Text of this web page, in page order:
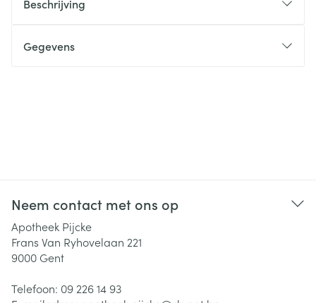
Beschrijving
Gegevens
Neem contact met ons op
Apotheek Pijcke
Frans Van Ryhovelaan 221
9000 Gent
Telefoon: 09 226 14 93